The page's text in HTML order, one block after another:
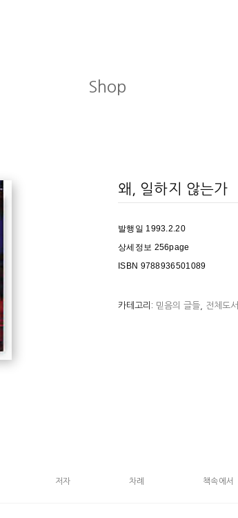
Shop
왜, 일하지 않는가
발행일 1993.2.20
상세정보 256page
ISBN 9788936501089
카테고리: 믿음의 글들 전체도서
저자 차례 책속에서